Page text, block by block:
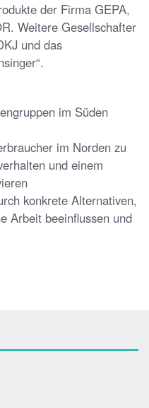
der Firma GEPA,
Weitere Gesellschafter
und das
im Süden
im Norden zu
und einem
konkrete Alternativen,
Arbeit beeinflussen und